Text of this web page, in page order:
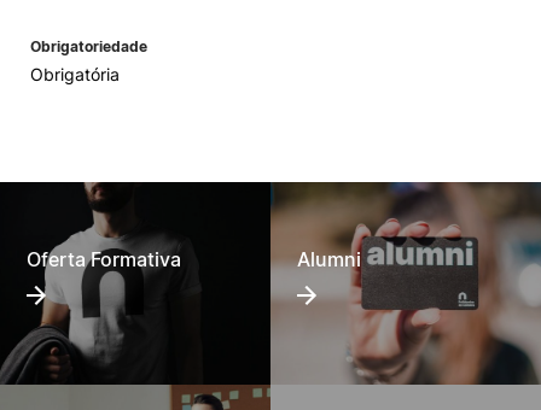
Obrigatoriedade
Obrigatória
Oferta Formativa Alumni